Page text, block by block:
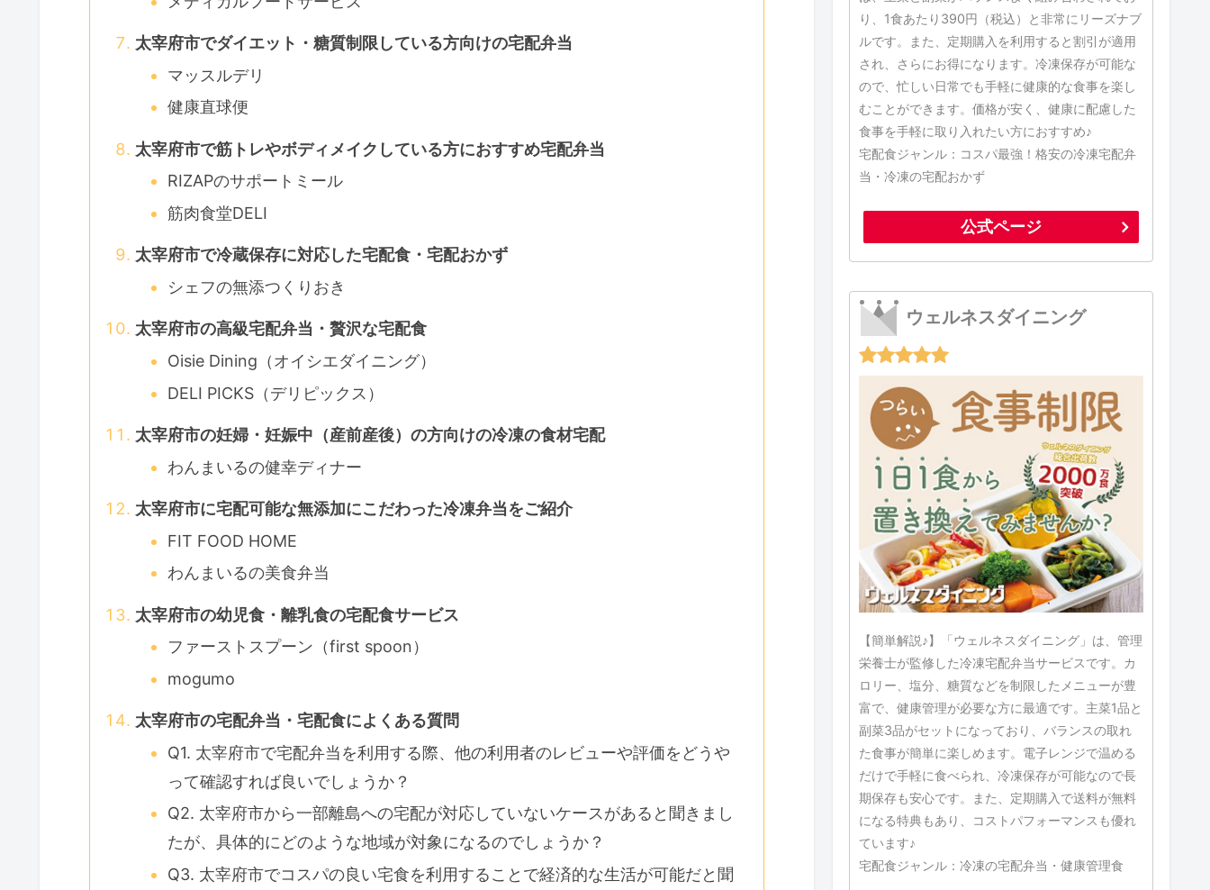
太宰府市でダイエット・糖質制限している方向けの宅配弁当
マッスルデリ
健康直球便
太宰府市で筋トレやボディメイクしている方におすすめ宅配弁当
RIZAPのサポートミール
筋肉食堂DELI
太宰府市で冷蔵保存に対応した宅配食・宅配おかず
シェフの無添つくりおき
太宰府市の高級宅配弁当・贅沢な宅配食
Oisie Dining（オイシエダイニング）
DELI PICKS（デリピックス）
太宰府市の妊婦・妊娠中（産前産後）の方向けの冷凍の食材宅配
わんまいるの健幸ディナー
太宰府市に宅配可能な無添加にこだわった冷凍弁当をご紹介
FIT FOOD HOME
わんまいるの美食弁当
太宰府市の幼児食・離乳食の宅配食サービス
ファーストスプーン（first spoon）
mogumo
太宰府市の宅配弁当・宅配食によくある質問
Q1. 太宰府市で宅配弁当を利用する際、他の利用者のレビューや評価をどうや
って確認すれば良いでしょうか？
Q2. 太宰府市から一部離島への宅配が対応していないケースがあると聞きまし
たが、具体的にどのような地域が対象になるのでしょうか？
Q3. 太宰府市でコスパの良い宅食を利用することで経済的な生活が可能だと聞
り、1食あたり390円（税込）と非常にリーズナブ
ルです。また、定期購入を利用すると割引が適用
され、さらにお得になります。冷凍保存が可能な
ので、忙しい日常でも手軽に健康的な食事を楽し
むことができます。価格が安く、健康に配慮した
食事を手軽に取り入れたい方におすすめ♪
宅配食ジャンル：コスパ最強！格安の冷凍宅配弁
当・冷凍の宅配おかず
公式ページ
ウェルネスダイニング
【簡単解説♪】「ウェルネスダイニング」は、管理
栄養士が監修した冷凍宅配弁当サービスです。カ
ロリー、塩分、糖質などを制限したメニューが豊
富で、健康管理が必要な方に最適です。主菜1品と
副菜3品がセットになっており、バランスの取れ
た食事が簡単に楽しめます。電子レンジで温める
だけで手軽に食べられ、冷凍保存が可能なので長
期保存も安心です。また、定期購入で送料が無料
になる特典もあり、コストパフォーマンスも優れ
ています♪
宅配食ジャンル：冷凍の宅配弁当・健康管理食